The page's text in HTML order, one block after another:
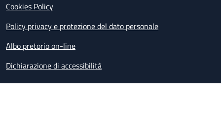
Cookies Policy
Policy privacy e protezione del dato personale
Albo pretorio on-line
Dichiarazione di accessibilità